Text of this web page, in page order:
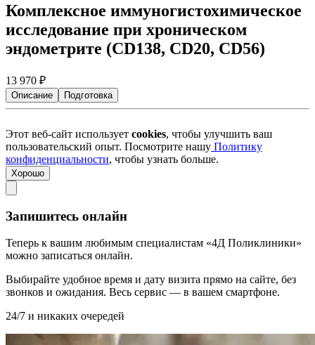
Комплексное иммуногистохимическое
исследование при хроническом
эндометрите (CD138, CD20, CD56)
13 970 ₽
Описание Подготовка
Этот веб-сайт использует cookies, чтобы улучшить ваш
пользовательский опыт. Посмотрите нашу Политику
конфиденциальности, чтобы узнать больше.
Хорошо
Запишитесь онлайн
Теперь к вашим любимым специалистам «4Д Поликлиники»
можно записаться онлайн.
Выбирайте удобное время и дату визита прямо на сайте, без
звонков и ожидания. Весь сервис — в вашем смартфоне.
24/7 и никаких очередей